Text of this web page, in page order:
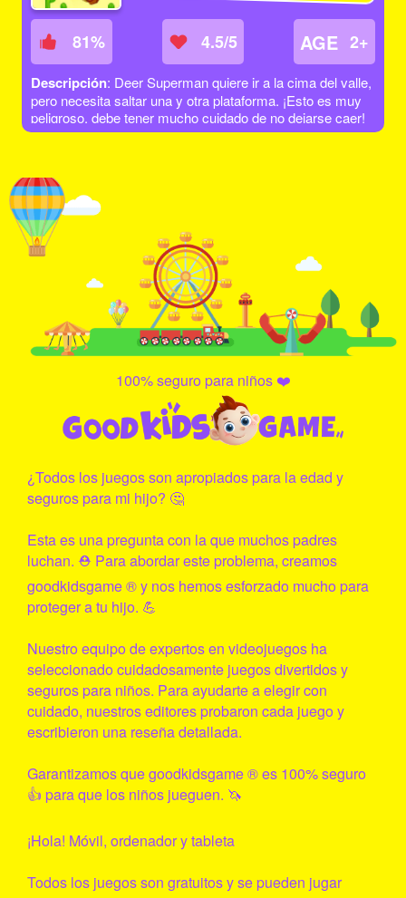
81% 4.5/5 AGE 2+
Descripción: Deer Superman quiere ir a la cima del valle,
pero necesita saltar una y otra plataforma. ¡Esto es muy
peligroso, debe tener mucho cuidado de no dejarse caer!
¡Vamos a ayudarlo y darle una oportunidad!
100% seguro para niños ❤️
¿Todos los juegos son apropiados para la edad y
seguros para mi hijo? 🤔
Esta es una pregunta con la que muchos padres
luchan. ⛑ Para abordar este problema, creamos
goodkidsgame® y nos hemos esforzado mucho para
proteger a tu hijo. 💪
Nuestro equipo de expertos en videojuegos ha
seleccionado cuidadosamente juegos divertidos y
seguros para niños. Para ayudarte a elegir con
cuidado, nuestros editores probaron cada juego y
escribieron una reseña detallada.
Garantizamos quegoodkidsgame® es 100% seguro
👍 para que los niños jueguen. 🦄
¡Hola! Móvil, ordenador y tableta
Todos los juegos son gratuitos y se pueden jugar